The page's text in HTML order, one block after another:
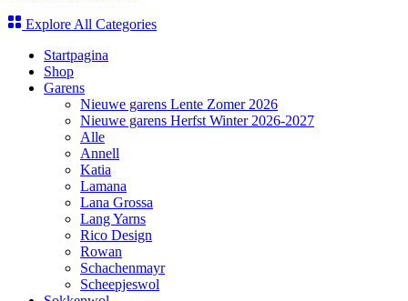
Explore All Categories
Startpagina
Shop
Garens
Nieuwe garens Lente Zomer 2026
Nieuwe garens Herfst Winter 2026-2027
Alle
Annell
Katia
Lamana
Lana Grossa
Lang Yarns
Rico Design
Rowan
Schachenmayr
Scheepjeswol